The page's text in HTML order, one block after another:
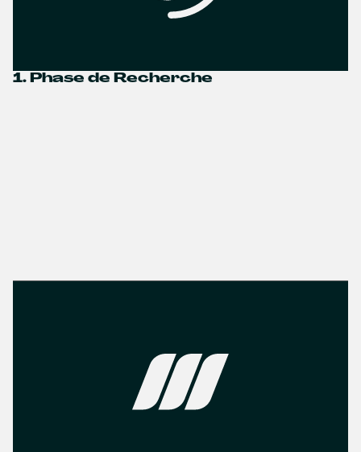
1. Phase de Recherche